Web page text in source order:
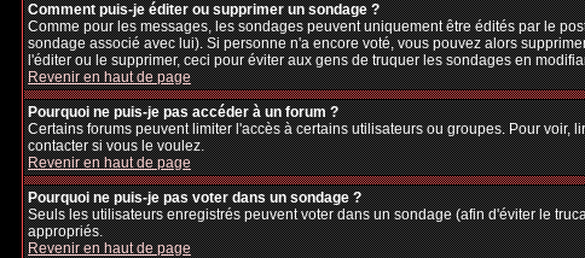
Comment puis-je éditer ou supprimer un sondage ?
Comme pour les messages, les sondages peuvent uniquement être édités par le
sondage associé avec lui). Si personne n'a encore voté, vous pouvez alors
l'éditer ou le supprimer, ceci pour éviter aux gens de truquer les sondages en
Revenir en haut de page
Pourquoi ne puis-je pas accéder à un forum ?
Certains forums peuvent limiter l'accès à certains utilisateurs ou groupes. Pour
contacter si vous le voulez.
Revenir en haut de page
Pourquoi ne puis-je pas voter dans un sondage ?
Seuls les utilisateurs enregistrés peuvent voter dans un sondage (afin d'éviter le
appropriés.
Revenir en haut de page